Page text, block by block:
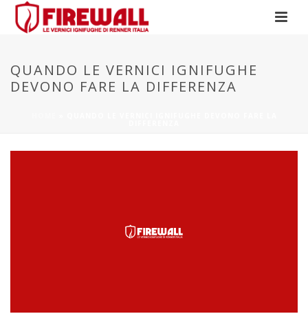
QUANDO LE VERNICI IGNIFUGHE
DEVONO FARE LA DIFFERENZA